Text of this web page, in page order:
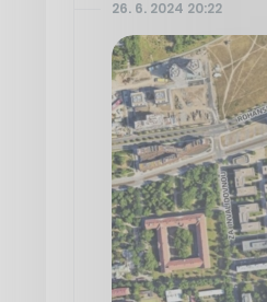
26. 6. 2024 20:22